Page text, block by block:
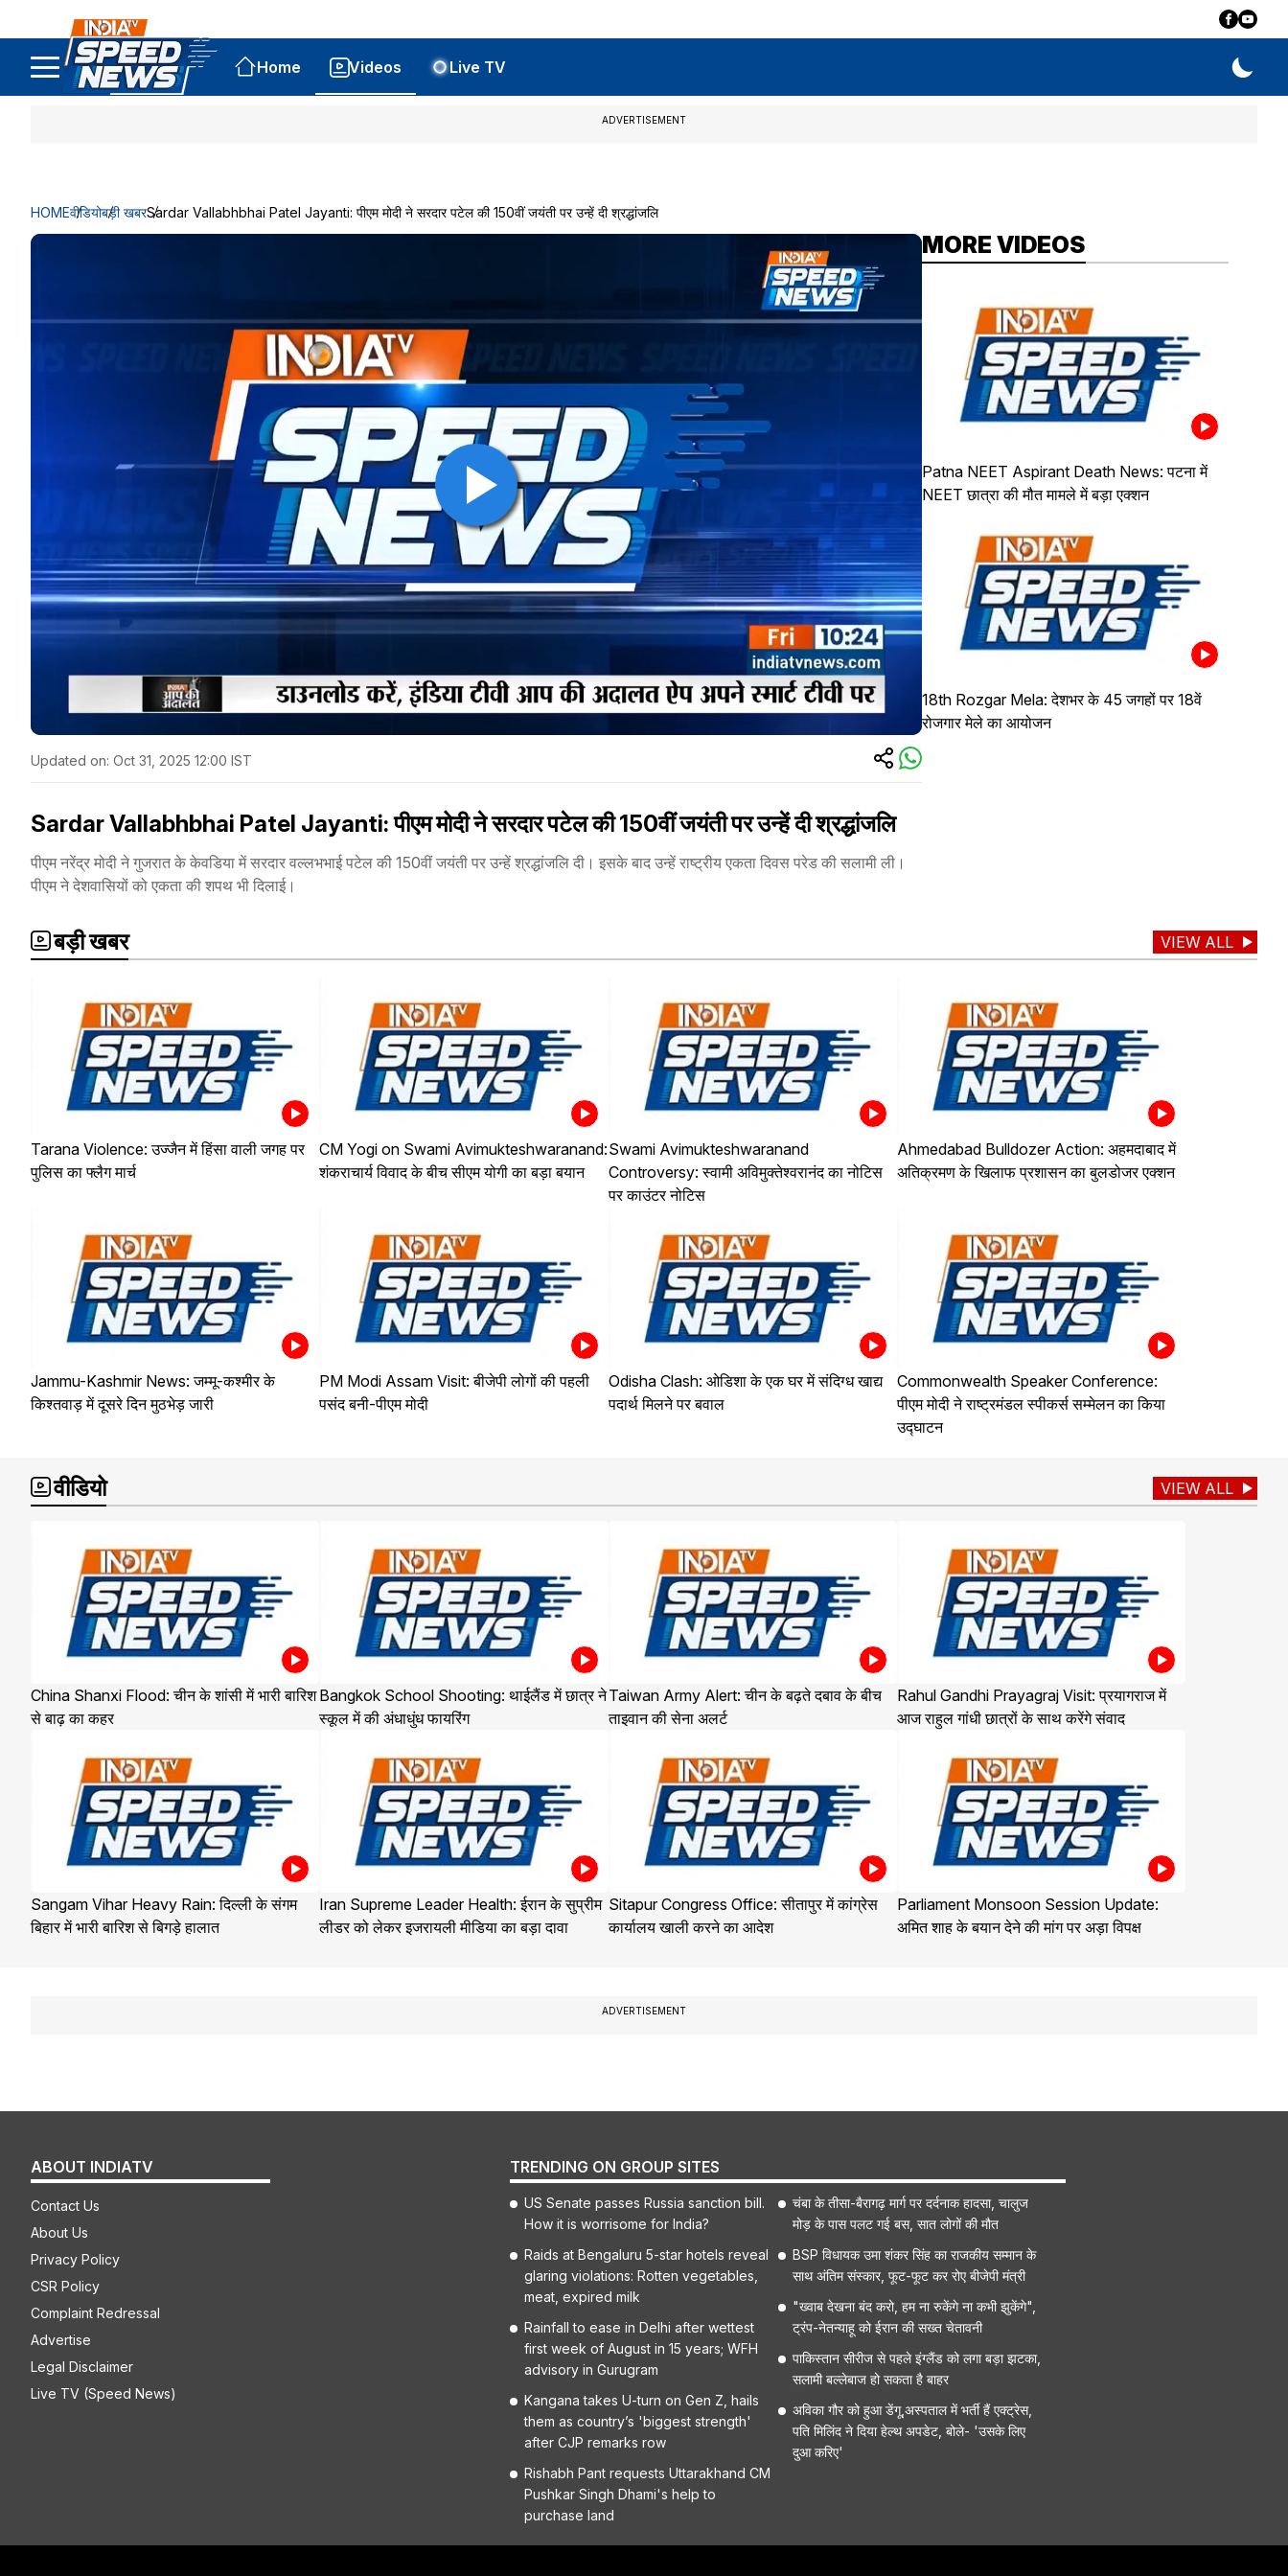
Home Videos Live TV
ADVERTISEMENT
HOMEवीडियोबड़ी खबरSardar Vallabhbhai Patel Jayanti: पीएम मोदी ने सरदार पटेल की 150वीं जयंती पर उन्हें दी श्रद्धांजलि
Updated on: Oct 31, 2025 12:00 IST
Sardar Vallabhbhai Patel Jayanti: पीएम मोदी ने सरदार पटेल की 150वीं जयंती पर उन्हें दी श्रद्धांजलि
पीएम नरेंद्र मोदी ने गुजरात के केवडिया में सरदार वल्लभभाई पटेल की 150वीं जयंती पर उन्हें श्रद्धांजलि दी। इसके बाद उन्हें राष्ट्रीय एकता दिवस परेड की सलामी ली।
पीएम ने देशवासियों को एकता की शपथ भी दिलाई।
MORE VIDEOS
Patna NEET Aspirant Death News: पटना में
NEET छात्रा की मौत मामले में बड़ा एक्शन
18th Rozgar Mela: देशभर के 45 जगहों पर 18वें
रोजगार मेले का आयोजन
बड़ी खबर VIEW ALL
Tarana Violence: उज्जैन में हिंसा वाली जगह पर
पुलिस का फ्लैग मार्च
CM Yogi on Swami Avimukteshwaranand:
शंकराचार्य विवाद के बीच सीएम योगी का बड़ा बयान
Swami Avimukteshwaranand
Controversy: स्वामी अविमुक्तेश्वरानंद का नोटिस
पर काउंटर नोटिस
Ahmedabad Bulldozer Action: अहमदाबाद में
अतिक्रमण के खिलाफ प्रशासन का बुलडोजर एक्शन
Jammu-Kashmir News: जम्मू-कश्मीर के
किश्तवाड़ में दूसरे दिन मुठभेड़ जारी
PM Modi Assam Visit: बीजेपी लोगों की पहली
पसंद बनी-पीएम मोदी
Odisha Clash: ओडिशा के एक घर में संदिग्ध खाद्य
पदार्थ मिलने पर बवाल
Commonwealth Speaker Conference:
पीएम मोदी ने राष्ट्रमंडल स्पीकर्स सम्मेलन का किया
उद्घाटन
वीडियो VIEW ALL
China Shanxi Flood: चीन के शांसी में भारी बारिश
से बाढ़ का कहर
Bangkok School Shooting: थाईलैंड में छात्र ने
स्कूल में की अंधाधुंध फायरिंग
Taiwan Army Alert: चीन के बढ़ते दबाव के बीच
ताइवान की सेना अलर्ट
Rahul Gandhi Prayagraj Visit: प्रयागराज में
आज राहुल गांधी छात्रों के साथ करेंगे संवाद
Sangam Vihar Heavy Rain: दिल्ली के संगम
बिहार में भारी बारिश से बिगड़े हालात
Iran Supreme Leader Health: ईरान के सुप्रीम
लीडर को लेकर इजरायली मीडिया का बड़ा दावा
Sitapur Congress Office: सीतापुर में कांग्रेस
कार्यालय खाली करने का आदेश
Parliament Monsoon Session Update:
अमित शाह के बयान देने की मांग पर अड़ा विपक्ष
ADVERTISEMENT
ABOUT INDIATV
Contact Us
About Us
Privacy Policy
CSR Policy
Complaint Redressal
Advertise
Legal Disclaimer
Live TV (Speed News)
TRENDING ON GROUP SITES
US Senate passes Russia sanction bill.
How it is worrisome for India?
Raids at Bengaluru 5-star hotels reveal
glaring violations: Rotten vegetables,
meat, expired milk
Rainfall to ease in Delhi after wettest
first week of August in 15 years; WFH
advisory in Gurugram
Kangana takes U-turn on Gen Z, hails
them as country’s 'biggest strength'
after CJP remarks row
Rishabh Pant requests Uttarakhand CM
Pushkar Singh Dhami's help to
purchase land
चंबा के तीसा-बैरागढ़ मार्ग पर दर्दनाक हादसा, चालुज
मोड़ के पास पलट गई बस, सात लोगों की मौत
BSP विधायक उमा शंकर सिंह का राजकीय सम्मान के
साथ अंतिम संस्कार, फूट-फूट कर रोए बीजेपी मंत्री
"ख्वाब देखना बंद करो, हम ना रुकेंगे ना कभी झुकेंगे",
ट्रंप-नेतन्याहू को ईरान की सख्त चेतावनी
पाकिस्तान सीरीज से पहले इंग्लैंड को लगा बड़ा झटका,
सलामी बल्लेबाज हो सकता है बाहर
अविका गौर को हुआ डेंगू,अस्पताल में भर्ती हैं एक्ट्रेस,
पति मिलिंद ने दिया हेल्थ अपडेट, बोले- 'उसके लिए
दुआ करिए'